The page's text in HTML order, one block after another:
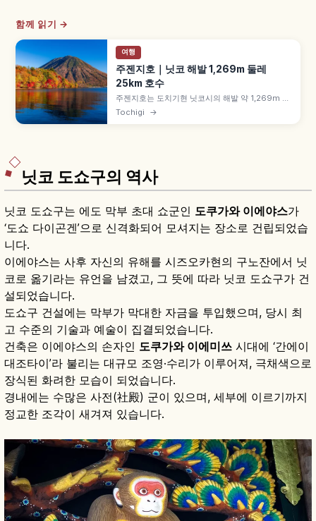
함께 읽기 →
여행
주젠지호｜닛코 해발 1,269m 둘레
25km 호수
주젠지호는 도치기현 닛코시의 해발 약 1,269m 고
지대 호수로, 난타이산(2,486m) 화산 활동으로 형
성된 둘레 약 25km·최대 수심 약 163m 규모입니
Tochigi →
닛코 도쇼구의 역사
닛코 도쇼구는 에도 막부 초대 쇼군인 도쿠가와 이에야스가
‘도쇼 다이곤겐’으로 신격화되어 모셔지는 장소로 건립되었습
니다.
이에야스는 사후 자신의 유해를 시즈오카현의 구노잔에서 닛
코로 옮기라는 유언을 남겼고, 그 뜻에 따라 닛코 도쇼구가 건
설되었습니다.
도쇼구 건설에는 막부가 막대한 자금을 투입했으며, 당시 최
고 수준의 기술과 예술이 집결되었습니다.
건축은 이에야스의 손자인 도쿠가와 이에미쓰 시대에 ‘간에이
대조타이’라 불리는 대규모 조영·수리가 이루어져, 극채색으로
장식된 화려한 모습이 되었습니다.
경내에는 수많은 사전(社殿) 군이 있으며, 세부에 이르기까지
정교한 조각이 새겨져 있습니다.